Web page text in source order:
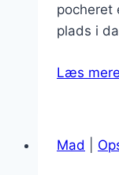
pocheret
plads i
Læs mere
Mad